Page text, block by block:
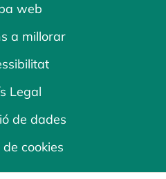
web
a millorar
Legal
de dades
cookies